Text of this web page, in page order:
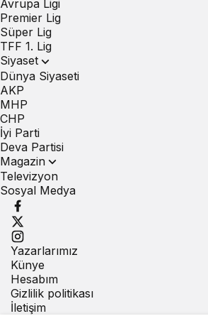
Avrupa Ligi
Premier Lig
Süper Lig
TFF 1. Lig
Siyaset
Dünya Siyaseti
AKP
MHP
CHP
İyi Parti
Deva Partisi
Magazin
Televizyon
Sosyal Medya
Yazarlarımız
Künye
Hesabım
Gizlilik politikası
İletişim